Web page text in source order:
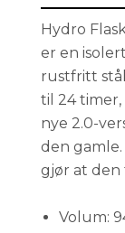
Hydro
er en
rustfritt
til 24 timer,
nye 2.0-
den
gjør at den
Volum: